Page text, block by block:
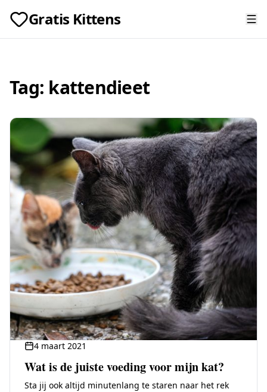
Gratis Kittens
Tag: kattendieet
4 maart 2021
Wat is de juiste voeding voor mijn kat?
Sta jij ook altijd minutenlang te staren naar het rek